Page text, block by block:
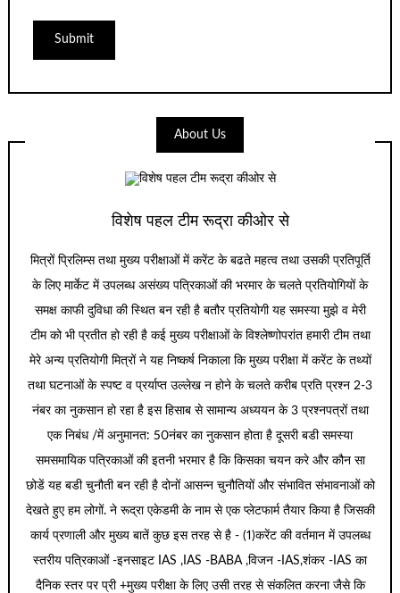
About Us
विशेष पहल टीम रूद्रा कीओर से
मित्रों प्रिलिम्स तथा मुख्य परीक्षाओं में करेंट के बढते महत्व तथा उसकी प्रतिपूर्ति
के लिए मार्केट में उपलब्ध असंख्य पत्रिकाओं की भरमार के चलते प्रतियोगियों के
समक्ष काफी दुविधा की स्थित बन रही है बतौर प्रतियोगी यह समस्या मुझे व मेरी
टीम को भी प्रतीत हो रही है कई मुख्य परीक्षाओं के विश्लेष्णोपरांत हमारी टीम तथा
मेरे अन्य प्रतियोगी मित्रों ने यह निष्कर्ष निकाला कि मुख्य परीक्षा में करेंट के तथ्यों
तथा घटनाओं के स्पष्ट व प्रर्याप्त उल्लेख न होने के चलते करीब प्रति प्रश्न 2-3
नंबर का नुकसान हो रहा है इस हिसाब से सामान्य अध्ययन के 3 प्रश्नपत्रों तथा
एक निबंध /में अनुमानत: 50नंबर का नुकसान होता है दूसरी बडी समस्या
समसमायिक पत्रिकाओं की इतनी भरमार है कि किसका चयन करे और कौन सा
छोडें यह बडी चुनौती बन रही है दोनों आसन्न चुनौतियों और संभावित संभावनाओं को
देखते हुए हम लोगों. ने रूद्रा एकेडमी के नाम से एक प्लेटफार्म तैयार किया है जिसकी
कार्य प्रणाली और मुख्य बातें कुछ इस तरह से है - (1)करेंट की वर्तमान में उपलब्ध
स्तरीय पत्रिकाओं -इनसाइट IAS ,IAS -BABA ,विजन -IAS,शंकर -IAS का
दैनिक स्तर पर प्री +मुख्य परीक्षा के लिए उसी तरह से संकलित करना जैसे कि